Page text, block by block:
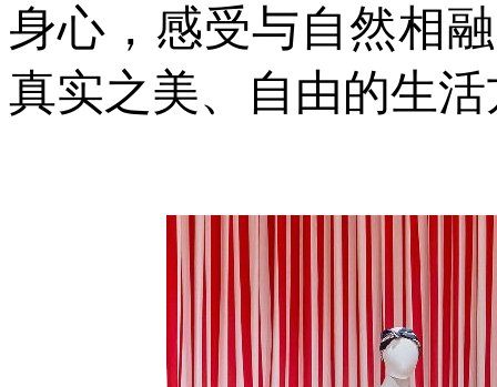
身心，感受与自然相
真实之美、自由的生